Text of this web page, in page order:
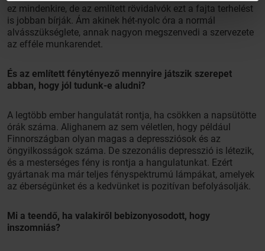
ez mindenkire, de az említett rövidalvók ezt a fajta terhelést
is jobban bírják. Ám akinek hét-nyolc óra a normál
alvásszükséglete, annak nagyon megszenvedi a szervezete
az efféle munkarendet.
És az említett fénytényező mennyire játszik szerepet
abban, hogy jól tudunk-e aludni?
A legtöbb ember hangulatát rontja, ha csökken a napsütötte
órák száma. Alighanem az sem véletlen, hogy például
Finnországban olyan magas a depressziósok és az
öngyilkosságok száma. De szezonális depresszió is létezik,
és a mesterséges fény is rontja a hangulatunkat. Ezért
gyártanak ma már teljes fényspektrumú lámpákat, amelyek
az éberségünket és a kedvünket is pozitívan befolyásolják.
Mi a teendő, ha valakiről bebizonyosodott, hogy
inszomniás?